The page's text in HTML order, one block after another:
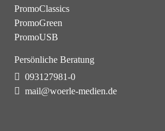
PromoClassics
PromoGreen
PromoUSB
Persönliche Beratung
093127981-0
mail@woerle-medien.de